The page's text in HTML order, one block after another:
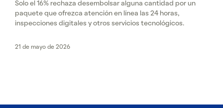
Solo el 16% rechaza desembolsar alguna cantidad por un
paquete que ofrezca atención en línea las 24 horas,
inspecciones digitales y otros servicios tecnológicos.
21 de mayo de 2026